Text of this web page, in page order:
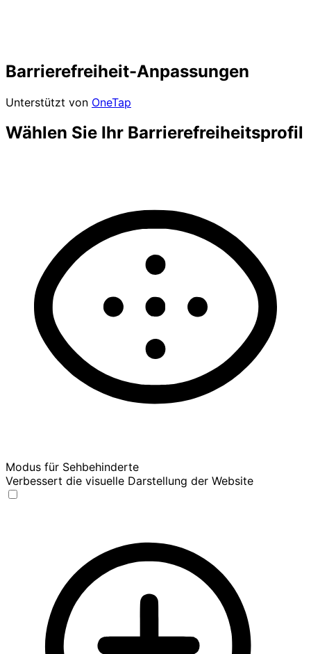
Barrierefreiheit-Anpassungen
Unterstützt von OneTap
Wählen Sie Ihr Barrierefreiheitsprofil
Modus für Sehbehinderte
Verbessert die visuelle Darstellung der Website